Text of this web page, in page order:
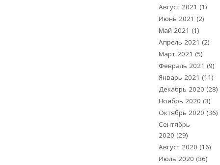
Август 2021 (1)
Июнь 2021 (2)
Май 2021 (1)
Апрель 2021 (2)
Март 2021 (5)
Февраль 2021 (9)
Январь 2021 (11)
Декабрь 2020 (28)
Ноябрь 2020 (3)
Октябрь 2020 (36)
Сентябрь
2020 (29)
Август 2020 (16)
Июль 2020 (36)